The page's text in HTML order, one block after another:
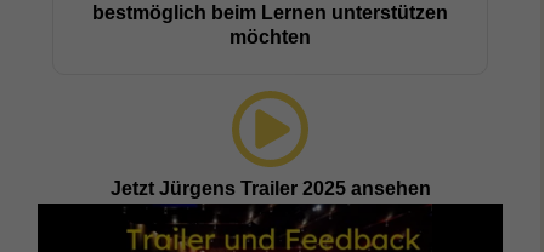
bestmöglich beim Lernen unterstützen
möchten
Jetzt Jürgens Trailer 2025 ansehen